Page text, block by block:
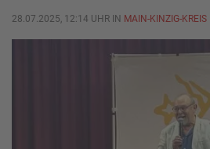
28.07.2025, 12:14 UHR IN MAIN-KINZIG-KREIS